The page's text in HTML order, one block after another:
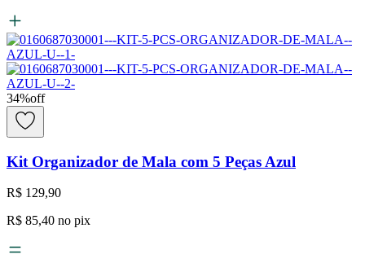
34%off
Kit Organizador de Mala com 5 Peças Azul
R$ 129,90
R$ 85,40 no pix